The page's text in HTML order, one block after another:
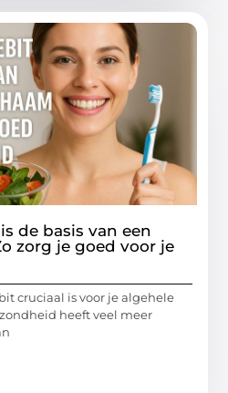
de basis van een
zorg je goed voor je
cruciaal is voor je algehele
heeft veel meer